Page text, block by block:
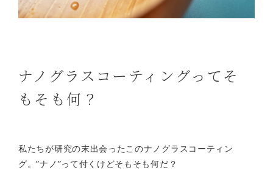
ナノグラスコーティングってそ
もそも何？
私たちが研究の末出会ったこのナノグラスコーティン
グ。”ナノ”って付くけどそもそも何だ？